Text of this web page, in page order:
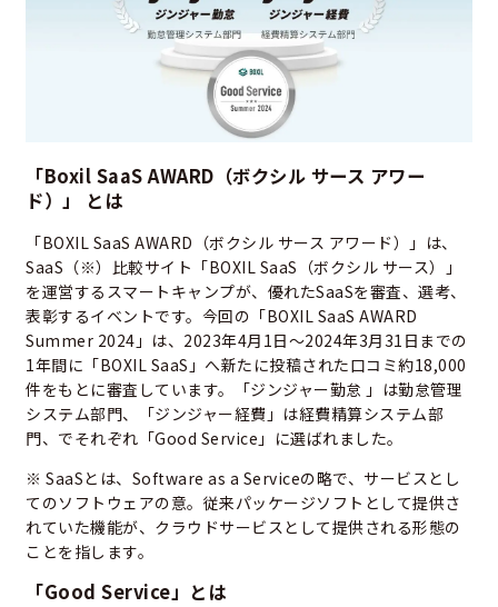
「Boxil SaaS AWARD（ボクシル サース アワー
ド）」 とは
「BOXIL SaaS AWARD（ボクシル サース アワード）」は、
SaaS（※）比較サイト「BOXIL SaaS（ボクシル サース）」
を運営するスマートキャンプが、優れたSaaSを審査、選考、
表彰するイベントです。今回の「BOXIL SaaS AWARD
Summer 2024」は、2023年4月1日～2024年3月31日までの
1年間に「BOXIL SaaS」へ新たに投稿された口コミ約18,000
件をもとに審査しています。「ジンジャー勤怠 」は勤怠管理
システム部門、「ジンジャー経費」は経費精算システム部
門、でそれぞれ「Good Service」に選ばれました。
※ SaaSとは、Software as a Serviceの略で、サービスとし
てのソフトウェアの意。従来パッケージソフトとして提供さ
れていた機能が、クラウドサービスとして提供される形態の
ことを指します。
「Good Service」とは